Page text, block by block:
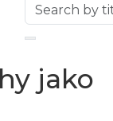
jako